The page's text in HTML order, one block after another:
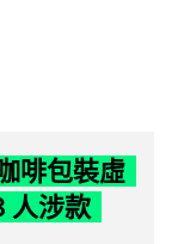
啡包裝虛
人涉款